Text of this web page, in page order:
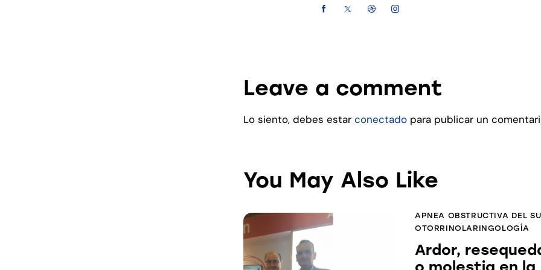
Leave a comment
Lo siento, debes estarconectado para publicar un
You May Also Like
APNEA OBSTRUCTIVA DEL
OTORRINOLARINGOLOGÍA
Ardor,